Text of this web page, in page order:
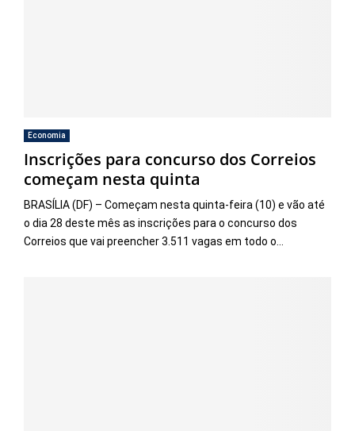
Economia
Inscrições para concurso dos Correios
começam nesta quinta
BRASÍLIA (DF) – Começam nesta quinta-feira (10) e vão até
o dia 28 deste mês as inscrições para o concurso dos
Correios que vai preencher 3.511 vagas em todo o...